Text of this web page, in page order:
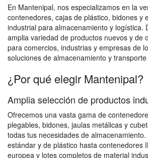
En Mantenipal, nos especializamos en la
contenedores, cajas de plástico, bidones y
industrial para almacenamiento y logística.
amplia variedad de productos nuevos y de
para comercios, industrias y empresas de
soluciones de almacenamiento y
¿Por qué elegir Mantenipal?
Amplia selección de productos
Ofrecemos una vasta gama de
plegables, bidones, jaulas metálicas y
todas tus necesidades de
estándar y de plástico hasta contenedores
europea y lotes completos de material